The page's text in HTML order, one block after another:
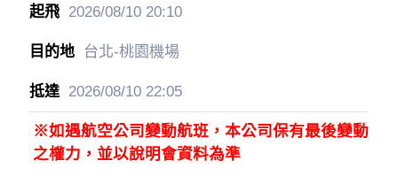
2026/08/1020:10
台北-桃園機場
2026/08/1022:05
※如遇航空公司變動航班，本公司保有最後變動
之權力，並以說明會資料為準